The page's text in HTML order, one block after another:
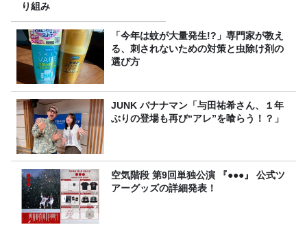
り組み
「今年は蚊が大量発生!?」専門家が教え
る、刺されないための対策と虫除け剤の
選び方
JUNK バナナマン「与田祐希さん、１年
ぶりの登場も再び“アレ”を喰らう！？」
空気階段 第9回単独公演 『●●●』 公式ツ
アーグッズの詳細発表！